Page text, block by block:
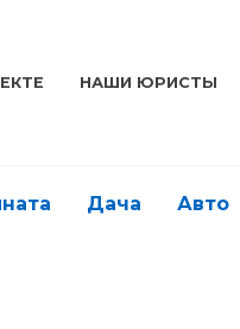
НАШИ ЮРИСТЫ
Дача Авто